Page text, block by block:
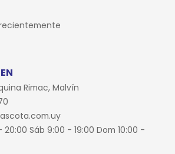
Rimac, Malvín
20:00 Sáb 9:00 - 19:00 Dom 10:00 -